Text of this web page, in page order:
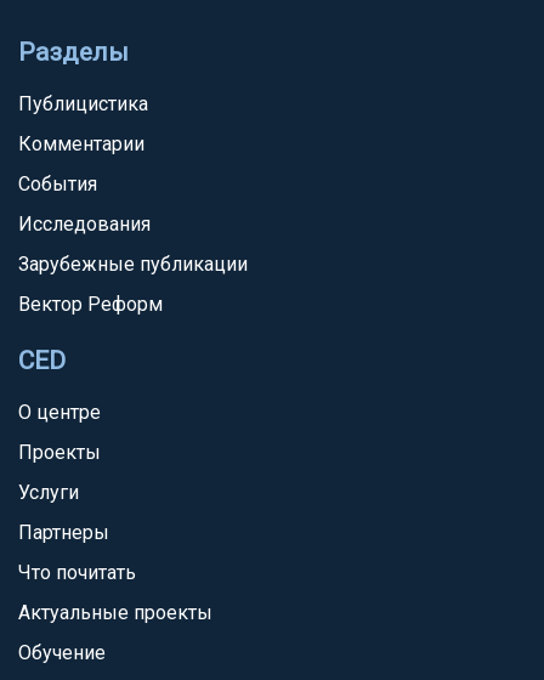
Разделы
Публицистика
Комментарии
События
Исследования
Зарубежные публикации
Вектор Реформ
CED
О центре
Проекты
Услуги
Партнеры
Что почитать
Актуальные проекты
Обучение